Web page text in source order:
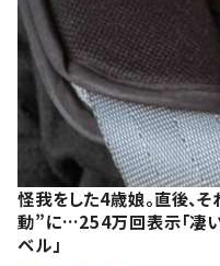
怪我をした4歳娘。直後、
動”に…254万回表示「凄い
ベル」